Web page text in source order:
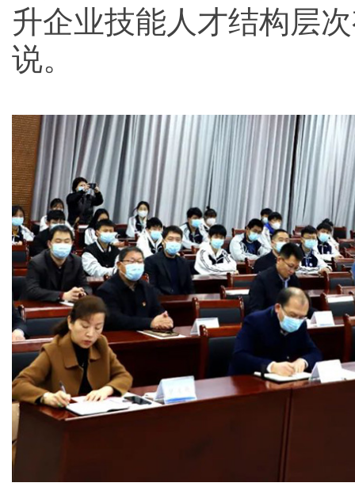
升企业技能人才结构层
说。